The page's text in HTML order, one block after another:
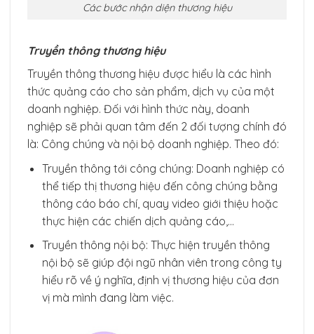
Các bước nhận diện thương hiệu
Truyền thông thương hiệu
Truyền thông thương hiệu được hiểu là các hình
thức quảng cáo cho sản phẩm, dịch vụ của một
doanh nghiệp. Đối với hình thức này, doanh
nghiệp sẽ phải quan tâm đến 2 đối tượng chính đó
là: Công chúng và nội bộ doanh nghiệp. Theo đó:
Truyền thông tới công chúng: Doanh nghiệp có
thể tiếp thị thương hiệu đến công chúng bằng
thông cáo báo chí, quay video giới thiệu hoặc
thực hiện các chiến dịch quảng cáo,…
Truyền thông nội bộ: Thực hiện truyền thông
nội bộ sẽ giúp đội ngũ nhân viên trong công ty
hiểu rõ về ý nghĩa, định vị thương hiệu của đơn
vị mà mình đang làm việc.